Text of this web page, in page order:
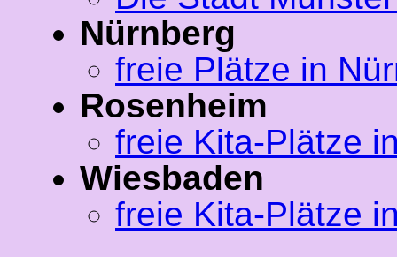
Nürnberg
freie Plätze in
Rosenheim
freie Kita-Plätze
Wiesbaden
freie Kita-Plätze